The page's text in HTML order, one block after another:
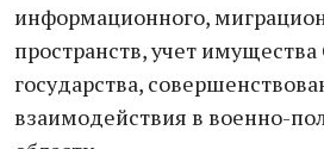
информационного,
пространств, учет
государства,
взаимодействия в военно-